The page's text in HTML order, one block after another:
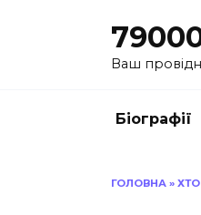
Ваш
Біографії
ГОЛОВНА »